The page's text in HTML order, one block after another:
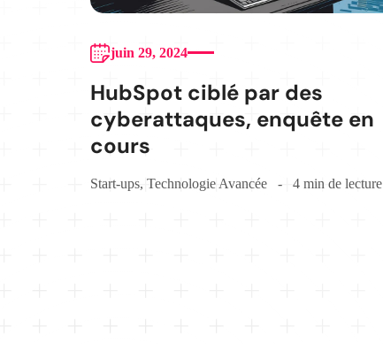
juin 29, 2024
HubSpot ciblé par des
cyberattaques, enquête en
cours
Start-ups, Technologie Avancée 4 min de lecture